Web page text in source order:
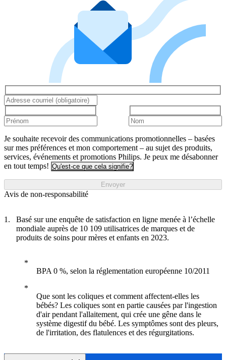
Je souhaite recevoir des communications promotionnelles – basées
sur mes préférences et mon comportement – au sujet des produits,
services, événements et promotions Philips. Je peux me désabonner
en tout temps! Qu'est-ce que cela signifie?
Envoyer
Avis de non-responsabilité
Basé sur une enquête de satisfaction en ligne menée à l’échelle
mondiale auprès de 10 109 utilisatrices de marques et de
produits de soins pour mères et enfants en 2023.
BPA 0 %, selon la réglementation européenne 10/2011
Que sont les coliques et comment affectent-elles les
bébés? Les coliques sont en partie causées par l'ingestion
d'air pendant l'allaitement, qui crée une gêne dans le
système digestif du bébé. Les symptômes sont des pleurs,
de l'irritation, des flatulences et des régurgitations.